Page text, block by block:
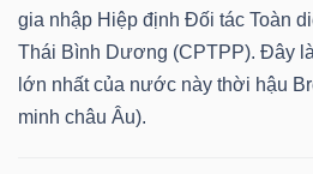
gia nhập Hiệp định Đối tác Toàn
Thái Bình Dương (CPTPP). Đây
lớn nhất của nước này thời hậu
minh châu Âu).
NGÀNH